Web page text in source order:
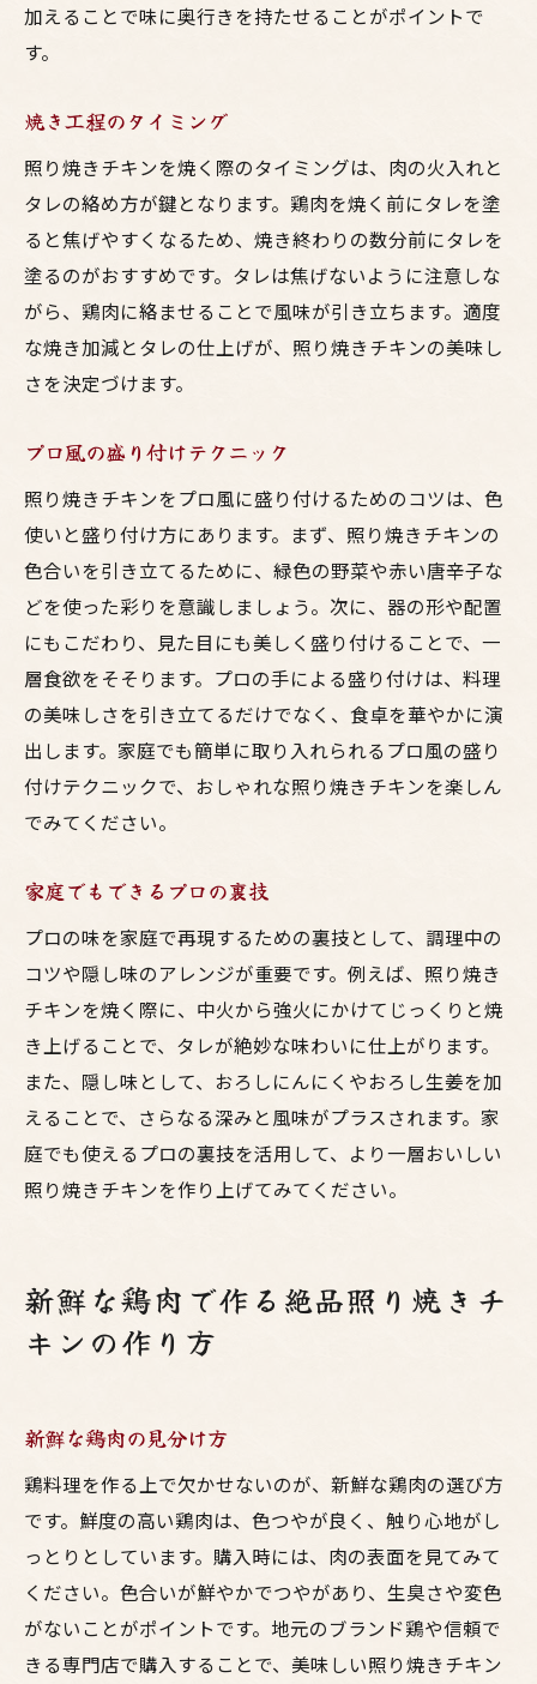
加えることで味に奥行きを持たせることがポイントで
す。
焼き工程のタイミング
照り焼きチキンを焼く際のタイミングは、肉の火入れと
タレの絡め方が鍵となります。鶏肉を焼く前にタレを塗
ると焦げやすくなるため、焼き終わりの数分前にタレを
塗るのがおすすめです。タレは焦げないように注意しな
がら、鶏肉に絡ませることで風味が引き立ちます。適度
な焼き加減とタレの仕上げが、照り焼きチキンの美味し
さを決定づけます。
プロ風の盛り付けテクニック
照り焼きチキンをプロ風に盛り付けるためのコツは、色
使いと盛り付け方にあります。まず、照り焼きチキンの
色合いを引き立てるために、緑色の野菜や赤い唐辛子な
どを使った彩りを意識しましょう。次に、器の形や配置
にもこだわり、見た目にも美しく盛り付けることで、一
層食欲をそそります。プロの手による盛り付けは、料理
の美味しさを引き立てるだけでなく、食卓を華やかに演
出します。家庭でも簡単に取り入れられるプロ風の盛り
付けテクニックで、おしゃれな照り焼きチキンを楽しん
でみてください。
家庭でもできるプロの裏技
プロの味を家庭で再現するための裏技として、調理中の
コツや隠し味のアレンジが重要です。例えば、照り焼き
チキンを焼く際に、中火から強火にかけてじっくりと焼
き上げることで、タレが絶妙な味わいに仕上がります。
また、隠し味として、おろしにんにくやおろし生姜を加
えることで、さらなる深みと風味がプラスされます。家
庭でも使えるプロの裏技を活用して、より一層おいしい
照り焼きチキンを作り上げてみてください。
新鮮な鶏肉で作る絶品照り焼きチ
キンの作り方
新鮮な鶏肉の見分け方
鶏料理を作る上で欠かせないのが、新鮮な鶏肉の選び方
です。鮮度の高い鶏肉は、色つやが良く、触り心地がし
っとりとしています。購入時には、肉の表面を見てみて
ください。色合いが鮮やかでつやがあり、生臭さや変色
がないことがポイントです。地元のブランド鶏や信頼で
きる専門店で購入することで、美味しい照り焼きチキン